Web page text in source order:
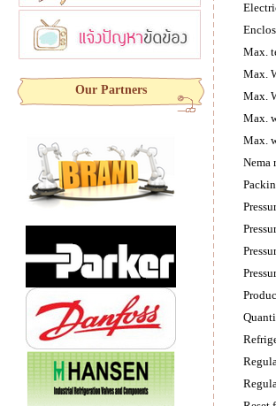
Our Partners
Max.
Max.
Max.
Max.
Max.
Nema